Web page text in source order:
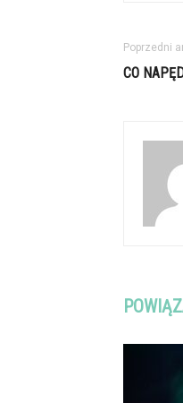
Poprzedni
CO